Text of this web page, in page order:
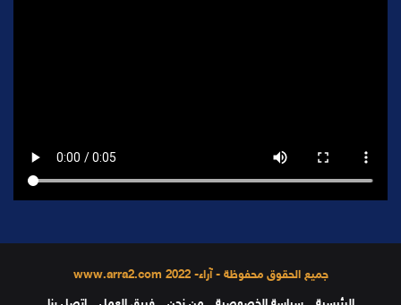
جميع الحقوق محفوظة - آراء- 2022 www.arra2.com